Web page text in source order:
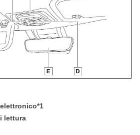
lettura